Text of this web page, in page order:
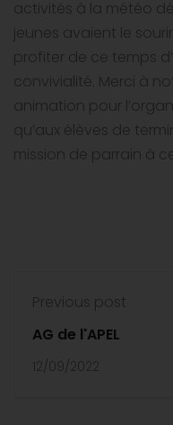
activités à la météo
jeunes avaient le
profiter de ce temps
convivialité. Merci à
animation pour
qu’aux élèves de
mission de parrain à
Previous post
AG de l'APEL
12/09/2022